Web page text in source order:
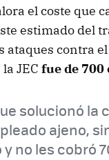
el coste que
estimado del
ataques contra
JEC fue de 700
solucionó la
ajeno,
no les cobró